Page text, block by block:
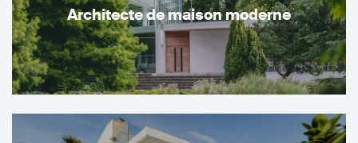
Architecte de maison moderne